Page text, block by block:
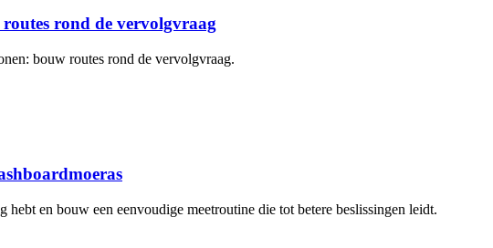
rond de vervolgvraag
bouw routes rond de vervolgvraag.
en bouw een eenvoudige meetroutine die tot betere beslissingen leidt.